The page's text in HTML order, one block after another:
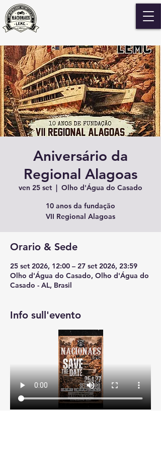
Aniversário da
Regional Alagoas
ven 25 set
  |
Olho d'Água do Casado
10 anos da fundação
VII Regional Alagoas
Orario & Sede
25 set 2026, 12:00 – 27 set 2026, 23:59
Olho d'Água do Casado, Olho d'Água do
Casado - AL, Brasil
Info sull'evento